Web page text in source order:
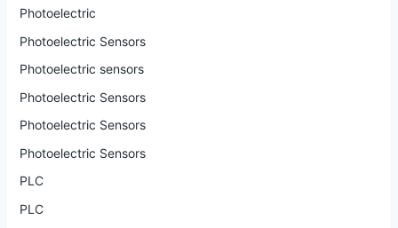
Photoelectric
Photoelectric Sensors
Photoelectric sensors
Photoelectric Sensors
Photoelectric Sensors
Photoelectric Sensors
PLC
PLC